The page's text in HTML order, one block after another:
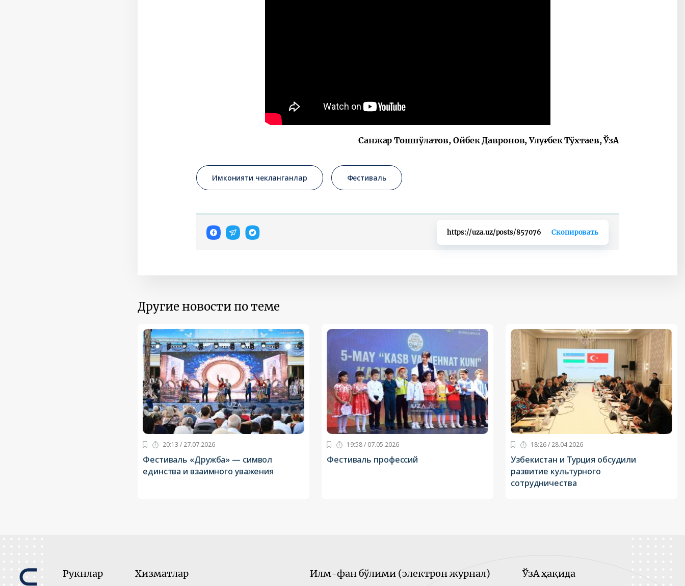
Санжар Тошпўлатов, Ойбек Давронов, Улуғбек Тўхтаев, ЎзА
Имконияти чекланганлар Фестиваль
https://uza.uz/posts/857076 Скопировать
Другие новости по теме
20:13 / 27.07.2026
Фестиваль «Дружба» — символ
единства и взаимного уважения
19:58 / 07.05.2026
Фестиваль профессий
18:26 / 28.04.2026
Узбекистан и Турция обсудили
развитие культурного
сотрудничества
Рукнлар Хизматлар Илм-фан бўлими (электрон журнал) ЎзА ҳақида